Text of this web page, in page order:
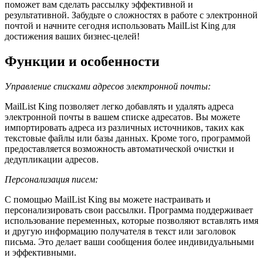
поможет вам сделать рассылку эффективной и
результативной. Забудьте о сложностях в работе с электронной
почтой и начните сегодня использовать MailList King для
достижения ваших бизнес-целей!
Функции и особенности
Управление списками адресов электронной почты:
MailList King позволяет легко добавлять и удалять адреса
электронной почты в вашем списке адресатов. Вы можете
импортировать адреса из различных источников, таких как
текстовые файлы или базы данных. Кроме того, программой
предоставляется возможность автоматической очистки и
дедупликации адресов.
Персонализация писем:
С помощью MailList King вы можете настраивать и
персонализировать свои рассылки. Программа поддерживает
использование переменных, которые позволяют вставлять имя
и другую информацию получателя в текст или заголовок
письма. Это делает ваши сообщения более индивидуальными
и эффективными.